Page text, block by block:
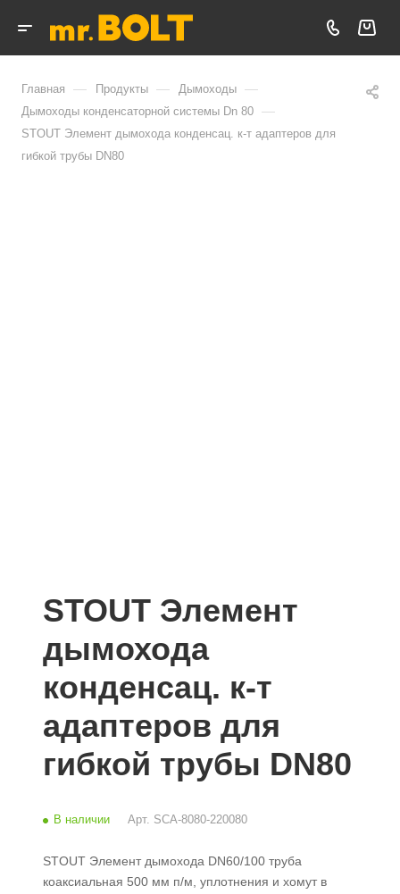
Главная — Продукты — Дымоходы —
Дымоходы конденсаторной системы Dn 80 —
STOUT Элемент дымохода конденсац. к-т адаптеров для
гибкой трубы DN80
STOUT Элемент
дымохода
конденсац. к-т
адаптеров для
гибкой трубы DN80
В наличии Арт. SCA-8080-220080
STOUT Элемент дымохода DN60/100 труба
коаксиальная 500 мм п/м, уплотнения и хомут в